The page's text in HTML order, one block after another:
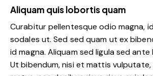
Aliquam quis lobortis quam
Curabitur pellentesque odio magna,
sodales ut. Sed sed quam ut ex
id magna. Aliquam sed ligula sed
Ut bibendum, nisi et mattis